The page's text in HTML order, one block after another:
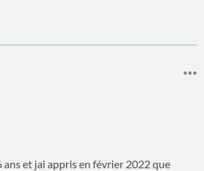
ans et jai appris en février 2022 que